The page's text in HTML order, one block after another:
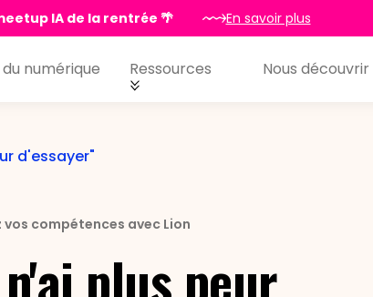
IA de la rentrée 🌴 En savoir plus
numérique Ressources Nous découvrir
d'essayer"
vos compétences avec Lion
plus peur